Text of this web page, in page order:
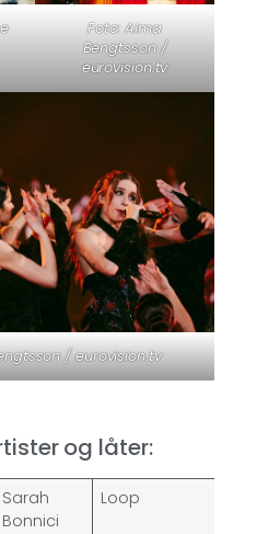
Foto: Alma
Bengtsson /
eurovision.tv
/ eurovision.tv
og låter:
Sarah
Bonnici
Loop